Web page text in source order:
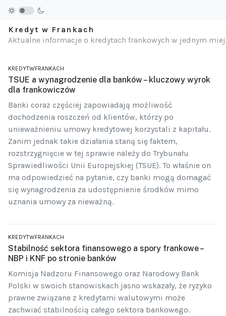
Kredyt w Frankach
Aktualne informacje o kredytach frankowych w jednym
KREDYTWFRANKACH
TSUE a wynagrodzenie dla banków – kluczowy wyrok
dla frankowiczów
Banki coraz częściej zapowiadają możliwość
dochodzenia roszczeń od klientów, którzy po
unieważnieniu umowy kredytowej korzystali z kapitału.
Zanim jednak takie działania staną się faktem,
rozstrzygnięcie w tej sprawie należy do Trybunału
Sprawiedliwości Unii Europejskiej (TSUE). To właśnie on
ma odpowiedzieć na pytanie, czy banki mogą domagać
się wynagrodzenia za udostępnienie środków mimo
uznania umowy za nieważną.
KREDYTWFRANKACH
Stabilność sektora finansowego a spory frankowe –
NBP i KNF po stronie banków
Komisja Nadzoru Finansowego oraz Narodowy Bank
Polski w swoich stanowiskach jasno wskazały, że ryzyko
prawne związane z kredytami walutowymi może
zachwiać stabilnością całego sektora bankowego.